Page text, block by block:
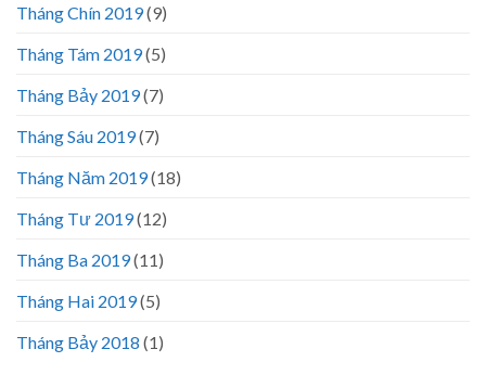
Tháng Chín 2019(9)
Tháng Tám 2019(5)
Tháng Bảy 2019(7)
Tháng Sáu 2019(7)
Tháng Năm 2019(18)
Tháng Tư 2019(12)
Tháng Ba 2019(11)
Tháng Hai 2019(5)
Tháng Bảy 2018 (1)